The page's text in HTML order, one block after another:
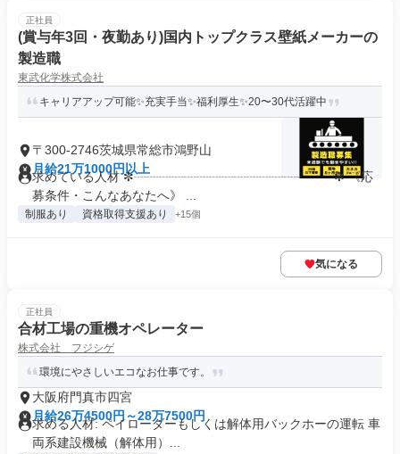
正社員
(賞与年3回・夜勤あり)国内トップクラス壁紙メーカーの
製造職
東武化学株式会社
キャリアアップ可能✨充実手当✨福利厚生✨20〜30代活躍中
〒300-2746茨城県常総市鴻野山
月給21万1000円以上
求めている人材 ✼┈┈┈┈┈┈┈┈┈┈┈┈┈┈┈┈✼ 《応
募条件・こんなあなたへ》 ...
制服あり 資格取得支援あり +15個
気になる
正社員
合材工場の重機オペレーター
株式会社 フジシゲ
環境にやさしいエコなお仕事です。
大阪府門真市四宮
月給26万4500円～28万7500円
求める人材: ペイローダーもしくは解体用バックホーの運転 車
両系建設機械（解体用）...